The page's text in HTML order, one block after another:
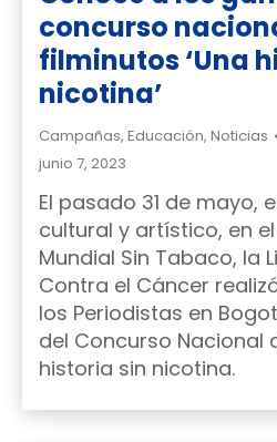
concurso
filminutos ‘Una
nicotina’
Campañas, Educación, Noticias
junio 7, 2023
El pasado 31 de mayo,
cultural y artístico, en
Mundial Sin Tabaco, la
Contra el Cáncer
los Periodistas en
del Concurso Nacional
historia sin nicotina.